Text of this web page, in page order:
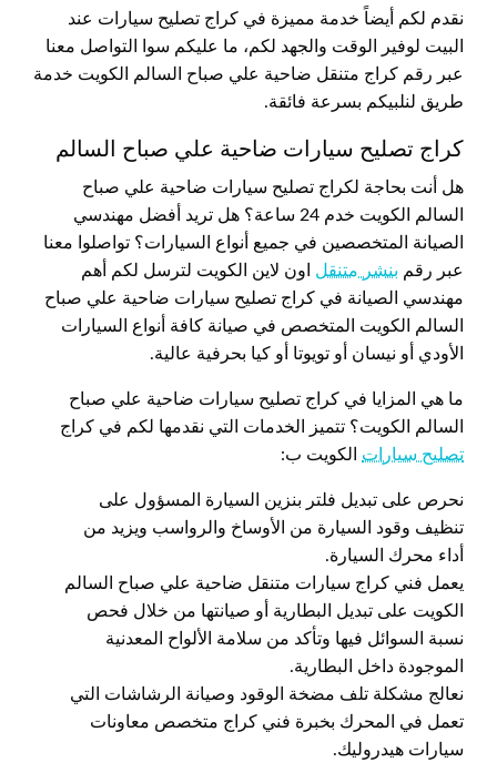
نقدم لكم أيضاً خدمة مميزة في كراج تصليح سيارات عند
البيت لوفير الوقت والجهد لكم، ما عليكم سوا التواصل معنا
عبر رقم كراج متنقل ضاحية علي صباح السالم الكويت خدمة
طريق لنلبيكم بسرعة فائقة.
كراج تصليح سيارات ضاحية علي صباح السالم
هل أنت بحاجة لكراج تصليح سيارات ضاحية علي صباح
السالم الكويت خدم 24 ساعة؟ هل تريد أفضل مهندسي
الصيانة المتخصصين في جميع أنواع السيارات؟ تواصلوا معنا
عبر رقم بنشر متنقل اون لاين الكويت لترسل لكم أهم
مهندسي الصيانة في كراج تصليح سيارات ضاحية علي صباح
السالم الكويت المتخصص في صيانة كافة أنواع السيارات
الأودي أو نيسان أو تويوتا أو كيا بحرفية عالية.
ما هي المزايا في كراج تصليح سيارات ضاحية علي صباح
السالم الكويت؟ تتميز الخدمات التي نقدمها لكم في كراج
تصليح سيارات الكويت ب:
نحرص على تبديل فلتر بنزين السيارة المسؤول على
تنظيف وقود السيارة من الأوساخ والرواسب ويزيد من
أداء محرك السيارة.
يعمل فني كراج سيارات متنقل ضاحية علي صباح السالم
الكويت على تبديل البطارية أو صيانتها من خلال فحص
نسبة السوائل فيها وتأكد من سلامة الألواح المعدنية
الموجودة داخل البطارية.
نعالج مشكلة تلف مضخة الوقود وصيانة الرشاشات التي
تعمل في المحرك بخبرة فني كراج متخصص معاونات
سيارات هيدروليك.